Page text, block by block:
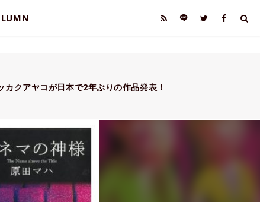
カクアヤコが日本で2年ぶりの作品発表！